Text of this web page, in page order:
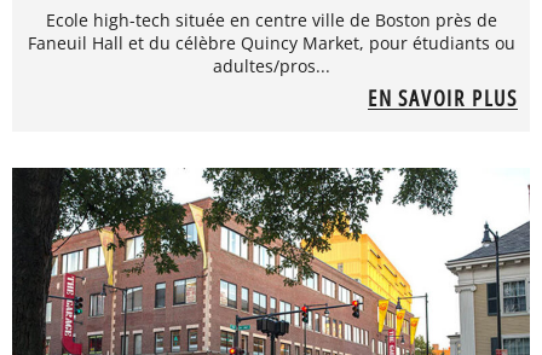
Ecole high-tech située en centre ville de Boston près de
Faneuil Hall et du célèbre Quincy Market, pour étudiants ou
adultes/pros...
EN SAVOIR PLUS